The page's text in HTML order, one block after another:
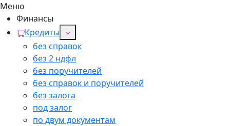
Меню
Финансы
Кредиты
без справок
без 2 ндфл
без поручителей
без справок и поручителей
без залога
под залог
по двум документам